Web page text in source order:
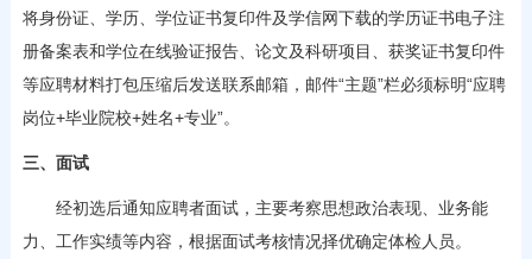
将身份证、学历、学位证书复印件及学信网下载的学历证书电子注
册备案表和学位在线验证报告、论文及科研项目、获奖证书复印件
等应聘材料打包压缩后发送联系邮箱，邮件“主题”栏必须标明“应聘
岗位+毕业院校+姓名+专业”。
三、面试
经初选后通知应聘者面试，主要考察思想政治表现、业务能
力、工作实绩等内容，根据面试考核情况择优确定体检人员。